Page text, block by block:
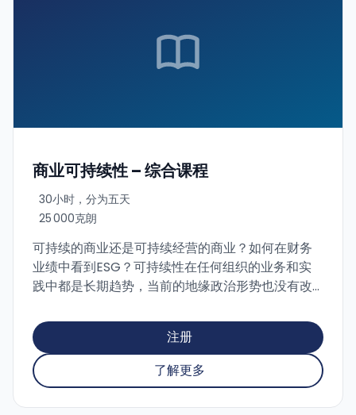
商业可持续性 – 综合课程
30小时，分为五天
25 000克朗
可持续的商业还是可持续经营的商业？如何在财务
业绩中看到ESG？可持续性在任何组织的业务和实
践中都是长期趋势，当前的地缘政治形势也没有改
当前尚不完全明确的可持续性环境，利用实践案例
展示如何最佳地把握并运用可持续性以促进组织运
作。
注册
了解更多